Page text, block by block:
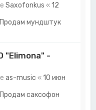
Saxofonkus «12
Продам мундштук
"Elimona" -
as-music «10 июн
Продам саксофон